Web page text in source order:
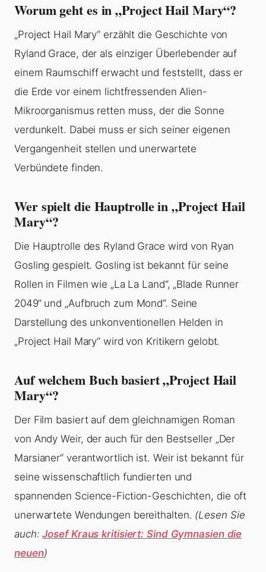
Worum geht es in „Project Hail Mary“?
„Project Hail Mary“ erzählt die Geschichte von
Ryland Grace, der als einziger Überlebender auf
einem Raumschiff erwacht und feststellt, dass er
die Erde vor einem lichtfressenden Alien-
Mikroorganismus retten muss, der die Sonne
verdunkelt. Dabei muss er sich seiner eigenen
Vergangenheit stellen und unerwartete
Verbündete finden.
Wer spielt die Hauptrolle in „Project Hail
Mary“?
Die Hauptrolle des Ryland Grace wird von Ryan
Gosling gespielt. Gosling ist bekannt für seine
Rollen in Filmen wie „La La Land“, „Blade Runner
2049“ und „Aufbruch zum Mond“. Seine
Darstellung des unkonventionellen Helden in
„Project Hail Mary“ wird von Kritikern gelobt.
Auf welchem Buch basiert „Project Hail
Mary“?
Der Film basiert auf dem gleichnamigen Roman
von Andy Weir, der auch für den Bestseller „Der
Marsianer“ verantwortlich ist. Weir ist bekannt für
seine wissenschaftlich fundierten und
spannenden Science-Fiction-Geschichten, die oft
unerwartete Wendungen bereithalten. (Lesen Sie
auch:Josef Kraus kritisiert: Sind Gymnasien die
neuen)